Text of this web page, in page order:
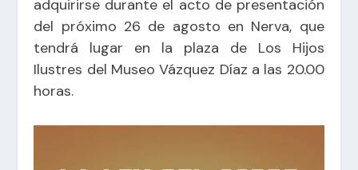
adquirirse durante el acto de presentación
del próximo 26 de agosto en Nerva, que
tendrá lugar en la plaza de Los Hijos
Ilustres del Museo Vázquez Díaz a las 20.00
horas.